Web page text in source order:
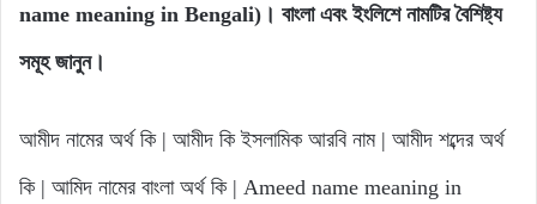
name meaning in Bengali)। বাংলা এবং ইংলিশে নামটির বৈশিষ্ট্য
সমূহ জানুন।
আমীদ নামের অর্থ কি | আমীদ কি ইসলামিক আরবি নাম | আমীদ শব্দের অর্থ
কি | আমিদ নামের বাংলা অর্থ কি | Ameed name meaning in